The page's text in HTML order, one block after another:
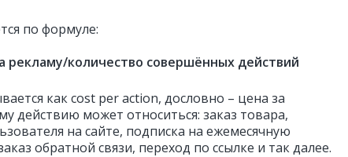
по формуле:
рекламу/количество совершённых действий
как cost per action, дословно – цена за
действию может относиться: заказ товара,
на сайте, подписка на ежемесячную
обратной связи, переход по ссылке и так далее.